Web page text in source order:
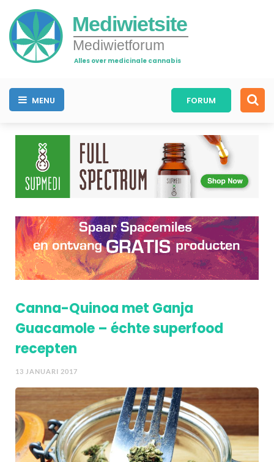
Mediwietsite
Mediwietforum
Alles over medicinale cannabis
MENU FORUM
Canna-Quinoa met Ganja
Guacamole – échte superfood
recepten
13 JANUARI 2017